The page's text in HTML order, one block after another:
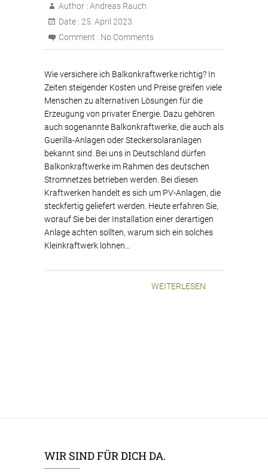
Author : Andreas Rauch
Date : 25. April 2023
Comment : No Comments
Wie versichere ich Balkonkraftwerke richtig? In
Zeiten steigender Kosten und Preise greifen viele
Menschen zu alternativen Lösungen für die
Erzeugung von privater Energie. Dazu gehören
auch sogenannte Balkonkraftwerke, die auch als
Guerilla-Anlagen oder Steckersolaranlagen
bekannt sind. Bei uns in Deutschland dürfen
Balkonkraftwerke im Rahmen des deutschen
Stromnetzes betrieben werden. Bei diesen
Kraftwerken handelt es sich um PV-Anlagen, die
steckfertig geliefert werden. Heute erfahren Sie,
worauf Sie bei der Installation einer derartigen
Anlage achten sollten, warum sich ein solches
Kleinkraftwerk lohnen…
WEITERLESEN
WIR SIND FÜR DICH DA.